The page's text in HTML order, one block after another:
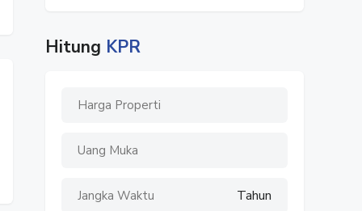
Hitung KPR
Tahun